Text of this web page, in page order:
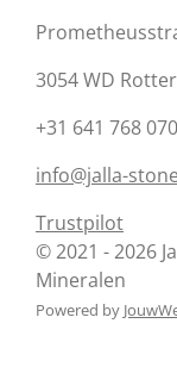
3054 WD
+31 641 768 070
info@jalla-
Trustpilot
© 2021 - 2026
Mineralen
Powered by